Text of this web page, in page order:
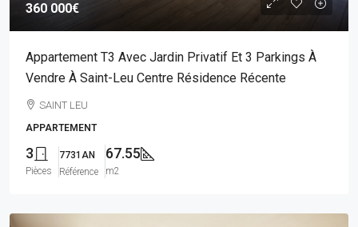
360 000€
Appartement T3 Avec Jardin Privatif Et 3 Parkings À
Vendre À Saint-Leu Centre Résidence Récente
SAINT LEU
APPARTEMENT
3
Pièces
7731AN
Référence
67.55
m2